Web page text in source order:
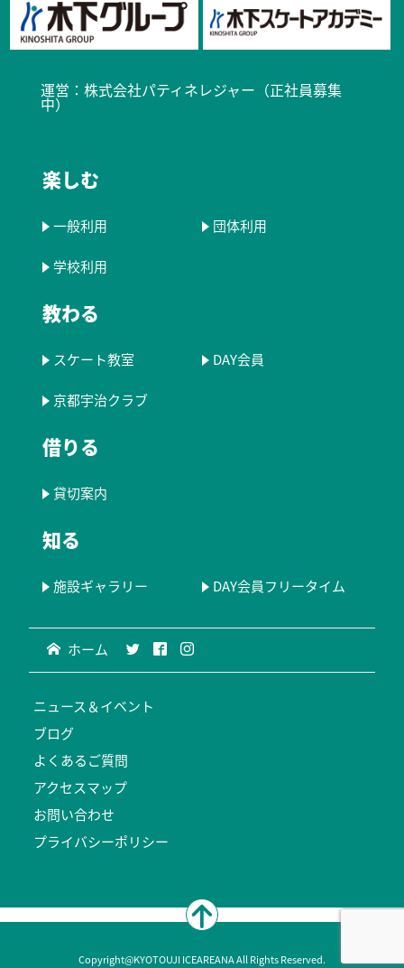
運営： 株式会社パティネレジャー（正社員募集
中）​
楽しむ
一般利用 団体利用
学校利用
教わる
スケート教室 DAY会員
京都宇治クラブ
借りる
貸切案内
知る
施設ギャラリー DAY会員フリータイム
ホーム
ニュース＆イベント
ブログ
よくあるご質問
アクセスマップ
お問い合わせ
プライバシーポリシー
Copyright@KYOTOUJI ICEAREANA All Rights Reserved.